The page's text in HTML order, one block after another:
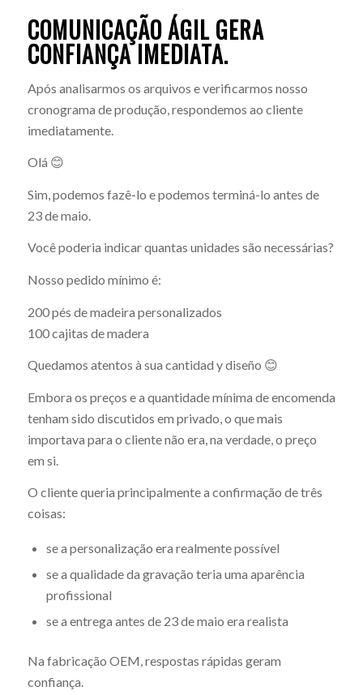
COMUNICAÇÃO ÁGIL GERA
CONFIANÇA IMEDIATA.
Após analisarmos os arquivos e verificarmos nosso
cronograma de produção, respondemos ao cliente
imediatamente.
Olá 😊
Sim, podemos fazê-lo e podemos terminá-lo antes de
23 de maio.
Você poderia indicar quantas unidades são necessárias?
Nosso pedido mínimo é:
200 pés de madeira personalizados
100 cajitas de madera
Quedamos atentos à sua cantidad y diseño 😊
Embora os preços e a quantidade mínima de encomenda
tenham sido discutidos em privado, o que mais
importava para o cliente não era, na verdade, o preço
em si.
O cliente queria principalmente a confirmação de três
coisas:
se a personalização era realmente possível
se a qualidade da gravação teria uma aparência
profissional
se a entrega antes de 23 de maio era realista
Na fabricação OEM, respostas rápidas geram
confiança.